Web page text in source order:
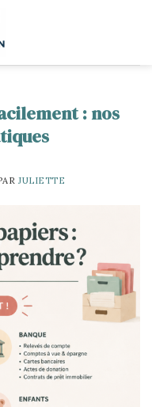
: nos
JULIETTE